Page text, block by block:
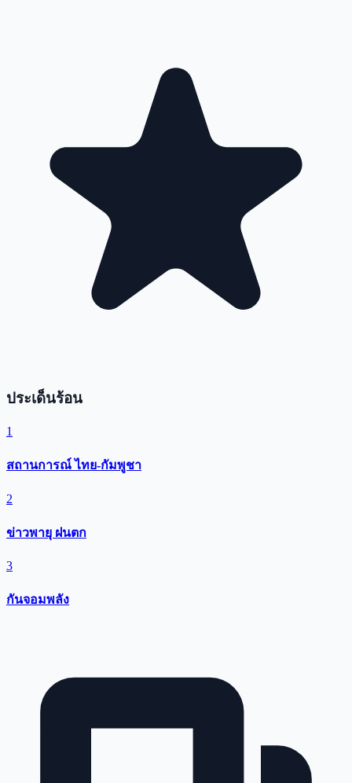
ประเด็นร้อน
1
สถานการณ์ ไทย-กัมพูชา
2
ข่าวพายุ ฝนตก
3
กันจอมพลัง